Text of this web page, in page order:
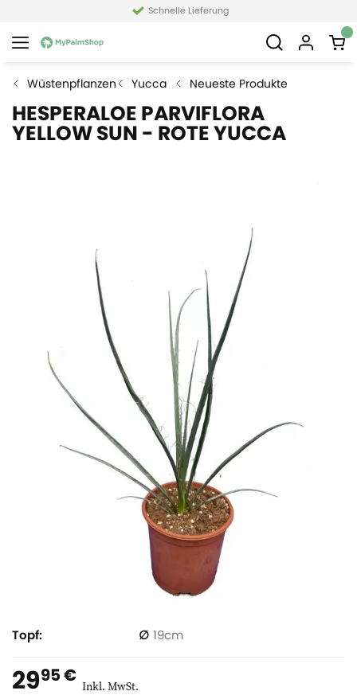
Schnelle Lieferung
Wüstenpflanzen Yucca Neueste Produkte
HESPERALOE PARVIFLORA
YELLOW SUN - ROTE YUCCA
Topf 19
2995 € Inkl. MwSt.